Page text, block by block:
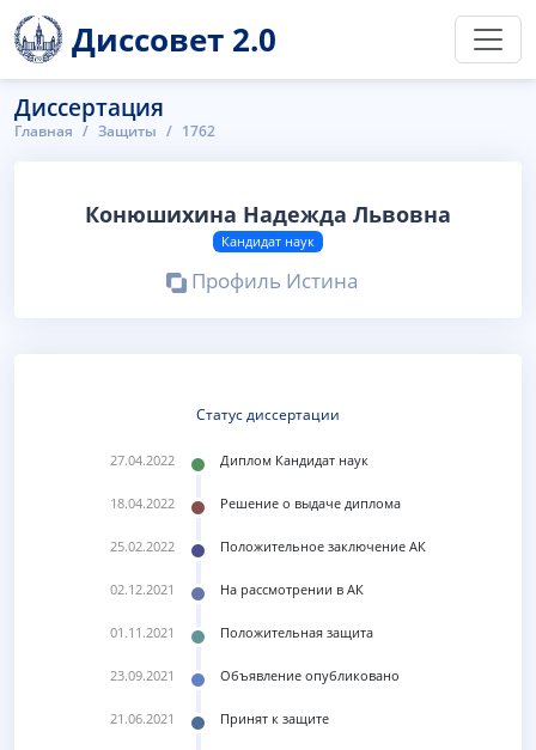
Диссовет 2.0
Диссертация
Главная Защиты 1762
Конюшихина Надежда Львовна
Кандидат наук
Профиль Истина
Статус диссертации
27.04.2022 Диплом Кандидат наук
18.04.2022 Решение о выдаче диплома
25.02.2022 Положительное заключение АК
02.12.2021 На рассмотрении в АК
01.11.2021 Положительная защита
23.09.2021 Объявление опубликовано
21.06.2021 Принят к защите